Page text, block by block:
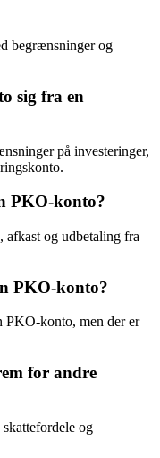
begrænsninger og
sig fra en
på investeringer,
PKO-konto?
og udbetaling fra
PKO-konto?
PKO-konto, men der er
for andre
og